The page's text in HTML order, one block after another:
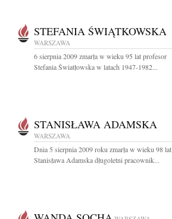
STEFANIA ŚWIĄTKOWSKA
WARSZAWA
6 sierpnia 2009 zmarła w wieku 95 lat profesor
Stefania Światłowska w latach 1947-1982...
STANISŁAWA ADAMSKA
WARSZAWA
Dnia 5 sierpnia 2009 roku zmarła w wieku 98 lat
Stanisława Adamska długoletni pracownik...